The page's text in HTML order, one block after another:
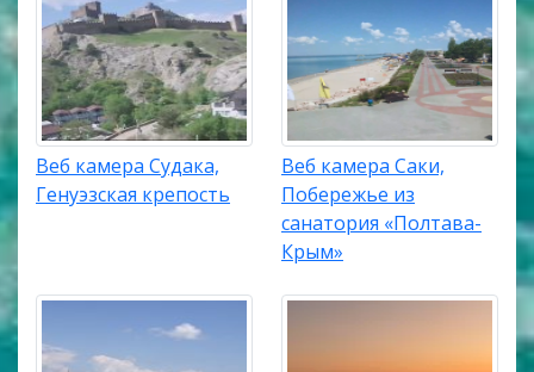
Веб камера Судака,
Генуэзская крепость
Веб камера Саки,
Побережье из
санатория «Полтава-
Крым»